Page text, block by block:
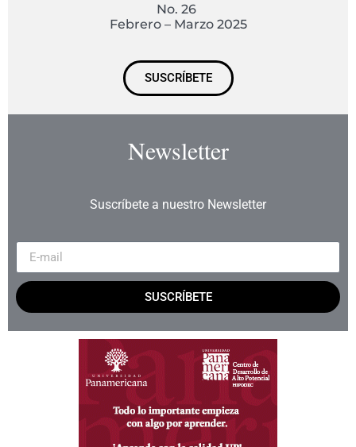
No. 26
Febrero – Marzo 2025
SUSCRÍBETE
Newsletter
Suscríbete a nuestro Newsletter
SUSCRÍBETE